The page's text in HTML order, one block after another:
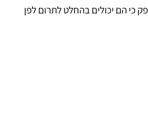
כי הם יכולים בהחלט לתרום לפן